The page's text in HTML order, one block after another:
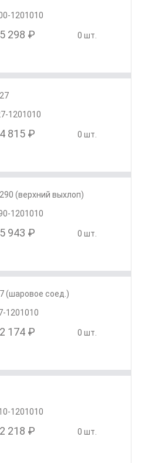
1201010
5 298 ₽ 0 шт.
1201010
4 815 ₽ 0 шт.
(верхний выхлоп)
1201010
5 943 ₽ 0 шт.
(шаровое соед.)
1201010
2 174 ₽ 0 шт.
1201010
2 218 ₽ 0 шт.